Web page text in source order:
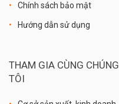
Chính sách bảo mật
Hướng dẫn sử dụng
THAM GIA CÙNG CHÚNG
TÔI